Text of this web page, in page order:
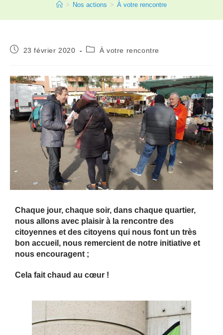
> Nos actions > À votre rencontre
23 février 2020 À votre rencontre
Chaque jour, chaque soir, dans chaque quartier,
nous allons avec plaisir à la rencontre des
citoyennes et des citoyens qui nous font un très
bon accueil, nous remercient de notre initiative et
nous encouragent ;
Cela fait chaud au cœur !